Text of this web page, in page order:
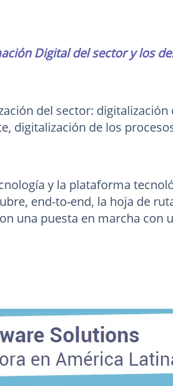
Digital del sector y los
del sector: digitalización
digitalización de los
y la plataforma
end-to-end, la hoja de
una puesta en marcha con